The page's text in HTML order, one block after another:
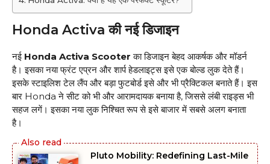
Honda Activa की नई डिजाइन
नई Honda Activa Scooter का डिजाइन बेहद आकर्षक और मॉडर्न
है। इसका नया फ्रंट एप्रन और शार्प हेडलाइट्स इसे एक बोल्ड लुक देते हैं।
इसके स्टाइलिश टेल लैंप और बड़ा फुटबोर्ड इसे और भी प्रैक्टिकल बनाते हैं। इस
बार Honda ने सीट को भी और आरामदायक बनाया है, जिससे लंबी राइड्स भी
सहज लगें। इसका नया लुक निश्चित रूप से इसे बाजार में सबसे अलग बनाता
है।
Pluto Mobility: Redefining Last-Mile